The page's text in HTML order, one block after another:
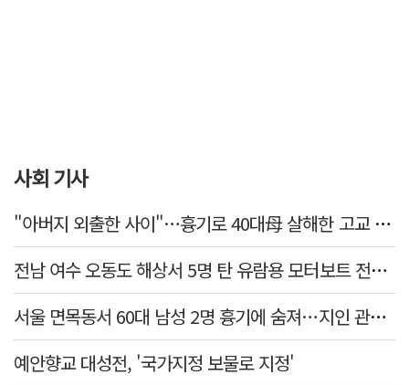
사회 기사
"아버지 외출한 사이"…흉기로 40대母 살해한 고교 자퇴생, 구속 기로에
전남 여수 오동도 해상서 5명 탄 유람용 모터보트 전복…2명 숨져
서울 면목동서 60대 남성 2명 흉기에 숨져…지인 관계로 추정
예안향교 대성전, '국가지정 보물로 지정'